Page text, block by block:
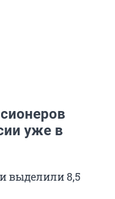
уже в
выделили 8,5